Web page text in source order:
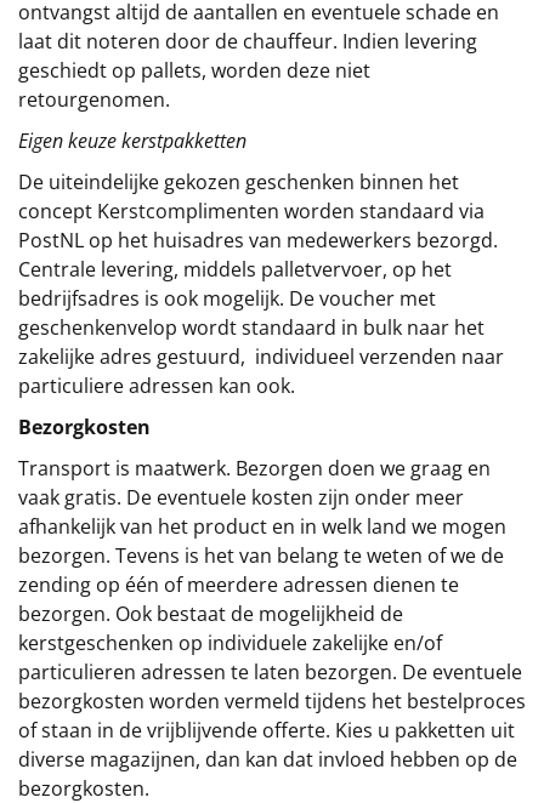
ontvangst altijd de aantallen en eventuele schade en
laat dit noteren door de chauffeur. Indien levering
geschiedt op pallets, worden deze niet
retourgenomen.
Eigen keuze kerstpakketten
De uiteindelijke gekozen geschenken binnen het
concept Kerstcomplimenten worden standaard via
PostNL op het huisadres van medewerkers bezorgd.
Centrale levering, middels palletvervoer, op het
bedrijfsadres is ook mogelijk. De voucher met
geschenkenvelop wordt standaard in bulk naar het
zakelijke adres gestuurd, individueel verzenden naar
particuliere adressen kan ook.
Bezorgkosten
Transport is maatwerk. Bezorgen doen we graag en
vaak gratis. De eventuele kosten zijn onder meer
afhankelijk van het product en in welk land we mogen
bezorgen. Tevens is het van belang te weten of we de
zending op één of meerdere adressen dienen te
bezorgen. Ook bestaat de mogelijkheid de
kerstgeschenken op individuele zakelijke en/of
particulieren adressen te laten bezorgen. De eventuele
bezorgkosten worden vermeld tijdens het bestelproces
of staan in de vrijblijvende offerte. Kies u pakketten uit
diverse magazijnen, dan kan dat invloed hebben op de
bezorgkosten.